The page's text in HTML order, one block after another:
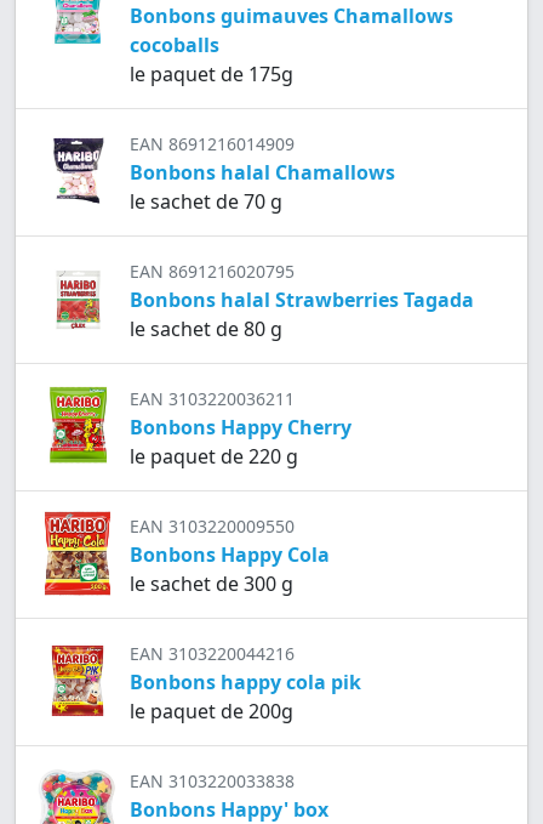
Bonbons guimauves Chamallows
cocoballs
le paquet de 175g
EAN 8691216014909
Bonbons halal Chamallows
le sachet de 70 g
EAN 8691216020795
Bonbons halal Strawberries Tagada
le sachet de 80 g
EAN 3103220036211
Bonbons Happy Cherry
le paquet de 220 g
EAN 3103220009550
Bonbons Happy Cola
le sachet de 300 g
EAN 3103220044216
Bonbons happy cola pik
le paquet de 200g
EAN 3103220033838
Bonbons Happy' box